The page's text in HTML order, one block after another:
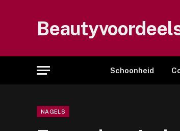
Schoonheid
NAGELS